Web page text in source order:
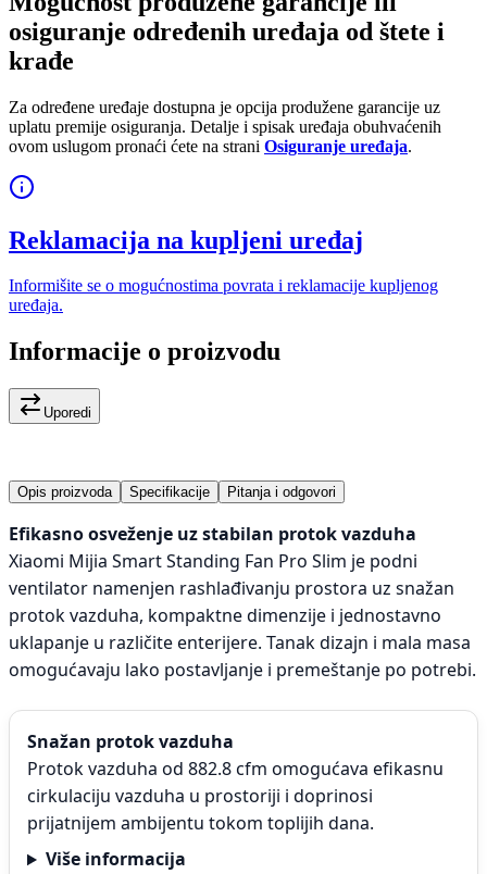
osiguranje određenih uređaja od štete i
krađe
Za određene uređaje dostupna je opcija produžene garancije uz
uplatu premije osiguranja. Detalje i spisak uređaja obuhvaćenih
ovom uslugom pronaći ćete na strani Osiguranje uređaja.
Reklamacija na kupljeni uređaj
Informišite se o mogućnostima povrata i reklamacije kupljenog
uređaja.
Informacije o proizvodu
Uporedi
Opis proizvoda Specifikacije Pitanja i odgovori
Efikasno osveženje uz stabilan protok vazduha
Xiaomi Mijia Smart Standing Fan Pro Slim je podni
ventilator namenjen rashlađivanju prostora uz snažan
protok vazduha, kompaktne dimenzije i jednostavno
uklapanje u različite enterijere. Tanak dizajn i mala masa
omogućavaju lako postavljanje i premeštanje po potrebi.
Snažan protok vazduha
Protok vazduha od 882.8 cfm omogućava efikasnu
cirkulaciju vazduha u prostoriji i doprinosi
prijatnijem ambijentu tokom toplijih dana.
Više informacija